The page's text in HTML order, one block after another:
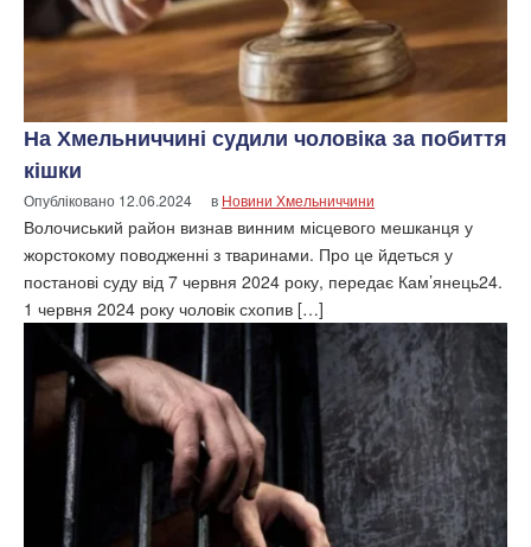
На Хмельниччині судили чоловіка за побиття
кішки
Опубліковано 12.06.2024 в Новини Хмельниччини
Волочиський район визнав винним місцевого мешканця у
жорстокому поводженні з тваринами. Про це йдеться у
постанові суду від 7 червня 2024 року, передає Кам’янець24.
1 червня 2024 року чоловік схопив […]